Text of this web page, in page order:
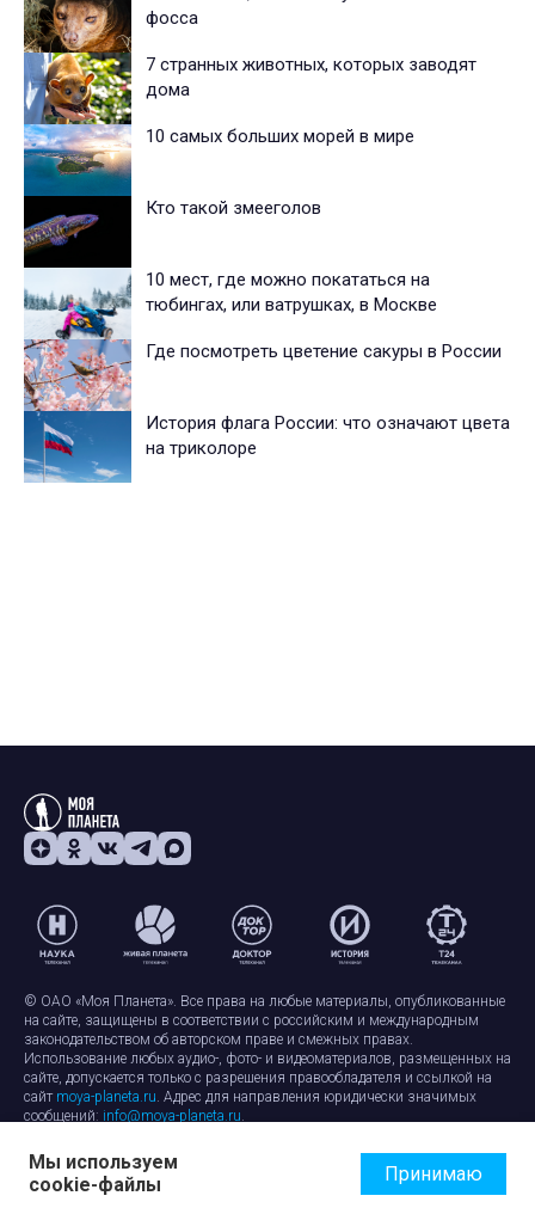
фосса
7 странных животных, которых заводят
дома
10 самых больших морей в мире
Кто такой змееголов
10 мест, где можно покататься на
тюбингах, или ватрушках, в Москве
Где посмотреть цветение сакуры в России
История флага России: что означают цвета
на триколоре
© ОАО «Моя Планета». Все права на любые материалы, опубликованные
на сайте, защищены в соответствии с российским и международным
законодательством об авторском праве и смежных правах.
Использование любых аудио-, фото- и видеоматериалов, размещенных на
сайте, допускается только с разрешения правообладателя и ссылкой на
сайт moya-planeta.ru. Адрес для направления юридически значимых
сообщений: info@moya-planeta.ru.
Правила сайтаРабота с cookie-файлами
Защита персональных данных
Обработка персональных данных
Мы используем
cookie-файлы
Принимаю